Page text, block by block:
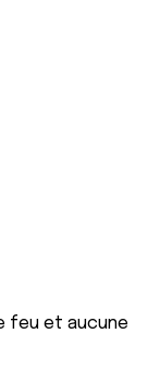
feu et aucune